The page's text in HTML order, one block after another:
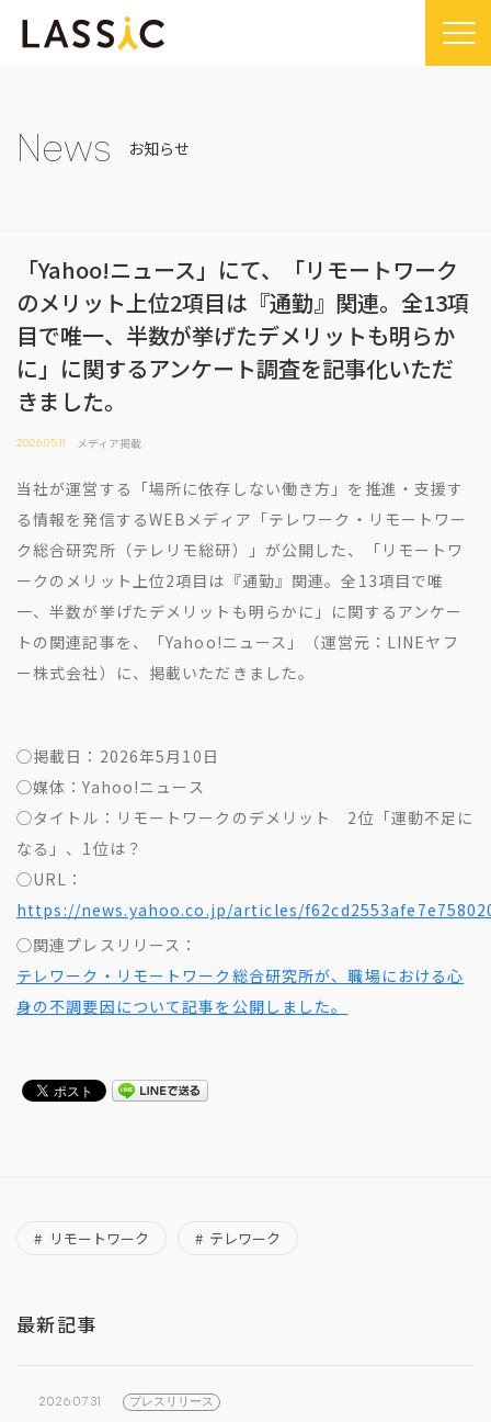
Company
会社概要
代表メッセージ
経営メンバー紹介
Remogu（リモグ）・リラシク
Remoguフリーランス
リラシク
ITソリューション
Sustainability TOP
SDGsに対する取り組み
News
News TOP
メディア掲載
プレスリリース
ニュース
IR TOP
開示情報
コーポレート・ガバナンス
ディスクロージャーポリシー
電子公告
免責事項
Recruit
LASSIC Media
LASSIC Media TOP
地方創生コラム
お客さまの声
社員の声
事例紹介
テレリモ総研
お問い合わせフォーム
News お知らせ
「Yahoo!ニュース」にて、「リモートワーク
のメリット上位2項目は『通勤』関連。全13項
目で唯一、半数が挙げたデメリットも明らか
に」に関するアンケート調査を記事化いただ
きました。
2026.05.11 メディア掲載
当社が運営する「場所に依存しない働き方」を推進・支援す
る情報を発信するWEBメディア「テレワーク・リモートワー
ク総合研究所（テレリモ総研）」が公開した、「リモートワ
ークのメリット上位2項目は『通勤』関連。全13項目で唯
一、半数が挙げたデメリットも明らかに」に関するアンケー
トの関連記事を、「Yahoo!ニュース」（運営元：LINEヤフ
ー株式会社）に、掲載いただきました。
◯掲載日：2026年5月10日
◯媒体：Yahoo!ニュース
◯タイトル：リモートワークのデメリット 2位「運動不足に
なる」、1位は？
◯URL：
https://news.yahoo.co.jp/articles/
◯関連プレスリリース：
テレワーク・リモートワーク総合研究所が、職場における心
身の不調要因について記事を公開しました。
リモートワーク テレワーク
最新記事
2026.07.31 プレスリリース